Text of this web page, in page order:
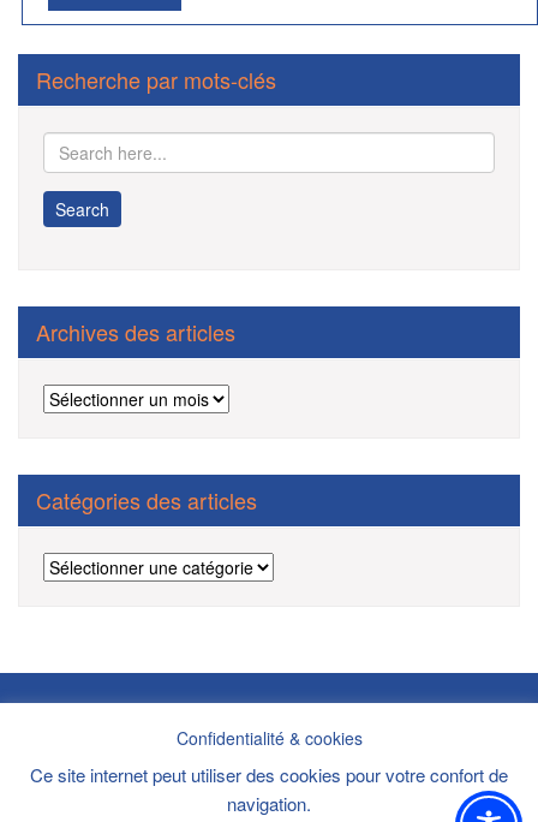
Recherche par mots-clés
Archives des articles
Archives
des
Catégories des articles
Catégories
des
Confidentialité & cookies
Ce site internet peut utiliser des cookies pour votre confort de
navigation.